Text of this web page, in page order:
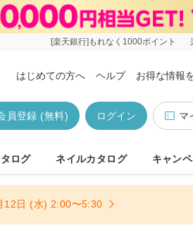
[楽天銀行]もれなく1000ポイント
はじめての方へ ヘルプ お得な情報
マ
ログイン
員登録 (無料)
ログ ネイルカタログ キャン
12日 (水) 2:00〜5:30